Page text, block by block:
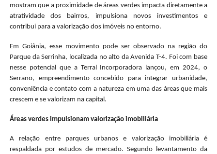
mostram que a proximidade de áreas verdes impacta diretamente a
atratividade dos bairros, impulsiona novos investimentos e
contribui para a valorização dos imóveis no entorno.
Em Goiânia, esse movimento pode ser observado na região do
Parque da Serrinha, localizada no alto da Avenida T-4. Foi com base
nesse potencial que a Terral Incorporadora lançou, em 2024, o
Serrano, empreendimento concebido para integrar urbanidade,
conveniência e contato com a natureza em uma das áreas que mais
crescem e se valorizam na capital.
Áreas verdes impulsionam valorização imobiliária
A relação entre parques urbanos e valorização imobiliária é
respaldada por estudos de mercado. Segundo levantamento da